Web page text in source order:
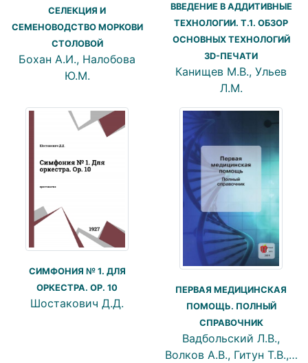
СЕЛЕКЦИЯ И
СЕМЕНОВОДСТВО МОРКОВИ
СТОЛОВОЙ
Бохан А.И., Налобова
Ю.М.
ВВЕДЕНИЕ В АДДИТИВНЫЕ
ТЕХНОЛОГИИ. Т.1. ОБЗОР
ОСНОВНЫХ ТЕХНОЛОГИЙ
3D-ПЕЧАТИ
Канищев М.В., Ульев
Л.М.
СИМФОНИЯ № 1. ДЛЯ
ОРКЕСТРА. ОР. 10
Шостакович Д.Д.
ПЕРВАЯ МЕДИЦИНСКАЯ
ПОМОЩЬ. ПОЛНЫЙ
СПРАВОЧНИК
Вадбольский Л.В.,
Волков А.В., Гитун Т.В.,…